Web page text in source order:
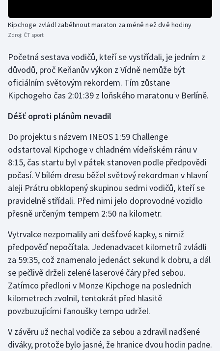
Rychlostní kanoistika
Short track
Sportovní střelba
Stolní tenis
Triatlon
Veslování
Vodní slalom
Volejbal
Kipchoge zvládl zaběhnout maraton za méně než dvě hodiny
Zdroj: ČT sport
Početná sestava vodičů, kteří se vystřídali, je jedním z
důvodů, proč Keňanův výkon z Vídně nemůže být
oficiálním světovým rekordem. Tím zůstane
Kipchogeho čas 2:01:39 z loňského maratonu v Berlíně.
Déšť oproti plánům nevadil
Do projektu s názvem INEOS 1:59 Challenge
odstartoval Kipchoge v chladném vídeňském ránu v
8:15, čas startu byl v pátek stanoven podle předpovědi
počasí. V bílém dresu běžel světový rekordman v hlavní
aleji Prátru obklopený skupinou sedmi vodičů, kteří se
pravidelně střídali. Před nimi jelo doprovodné vozidlo
přesně určeným tempem 2:50 na kilometr.
Vytrvalce nezpomalily ani dešťové kapky, s nimiž
předpověď nepočítala. Jedenadvacet kilometrů zvládli
za 59:35, což znamenalo jedenáct sekund k dobru, a dál
se pečlivě drželi zelené laserové čáry před sebou.
Zatímco předloni v Monze Kipchoge na posledních
kilometrech zvolnil, tentokrát před hlasitě
povzbuzujícími fanoušky tempo udržel.
V závěru už nechal vodiče za sebou a zdravil nadšené
diváky, protože bylo jasné, že hranice dvou hodin padne.